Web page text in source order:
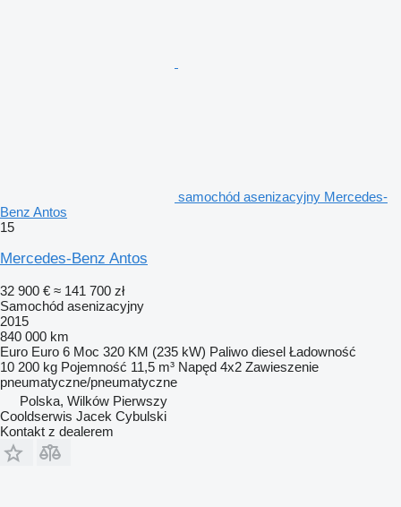
samochód asenizacyjny Mercedes-
Benz Antos
15
Mercedes-Benz Antos
32 900 € ≈ 141 700 zł
Samochód asenizacyjny
2015
840 000 km
Euro Euro 6 Moc 320 KM (235 kW) Paliwo diesel Ładowność
10 200 kg Pojemność 11,5 m³ Napęd 4x2 Zawieszenie
pneumatyczne/pneumatyczne
Polska, Wilków Pierwszy
Cooldserwis Jacek Cybulski
Kontakt z dealerem